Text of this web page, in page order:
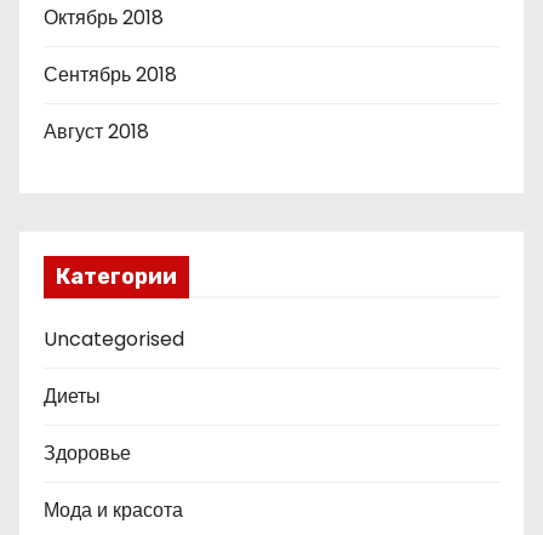
Октябрь 2018
Сентябрь 2018
Август 2018
Категории
Uncategorised
Диеты
Здоровье
Мода и красота